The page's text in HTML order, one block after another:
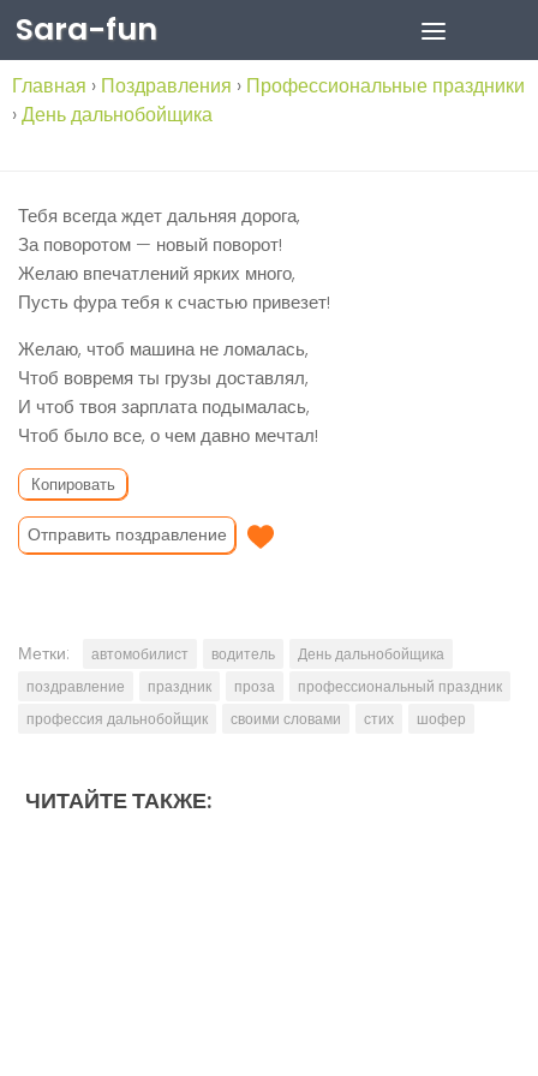
Skip to content
Sara-fun
Главная › Поздравления › Профессиональные праздники
›День дальнобойщика
Тебя всегда ждет дальняя дорога,
За поворотом — новый поворот!
Желаю впечатлений ярких много,
Пусть фура тебя к счастью привезет!
Желаю, чтоб машина не ломалась,
Чтоб вовремя ты грузы доставлял,
И чтоб твоя зарплата подымалась,
Чтоб было все, о чем давно мечтал!
Копировать
Отправить поздравление
Метки: автомобилист водитель
День дальнобойщика
поздравление
праздник проза
профессиональный праздник
профессия дальнобойщик
своими словами стих шофер
ЧИТАЙТЕ ТАКЖЕ: